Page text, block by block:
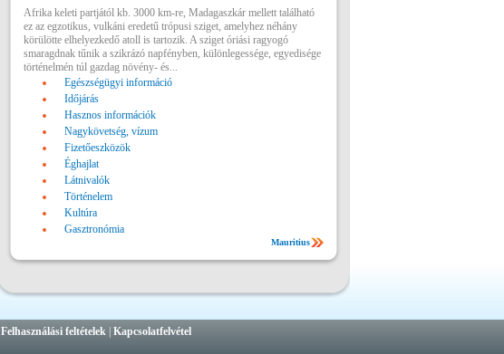
Afrika keleti partjától kb. 3000 km-re, Madagaszkár mellett található
ez az egzotikus, vulkáni eredetű trópusi sziget, amelyhez néhány
körülötte elhelyezkedő atoll is tartozik. A sziget óriási ragyogó
smaragdnak tűnik a szikrázó napfényben, különlegessége, egyedisége
történelmén túl gazdag növény- és...
Egészségügyi információ
Időjárás
Hasznos információk
Nagykövetség, vízum
Fizetőeszközök
Éghajlat
Látnivalók
Történelem
Kultúra
Gasztronómia
Mauritius
Felhasználási feltételek| Kapcsolatfelvétel